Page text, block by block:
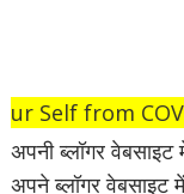
Your Self
अपनी ब्लॉगर
अपने ब्लॉगर वेबसाइट